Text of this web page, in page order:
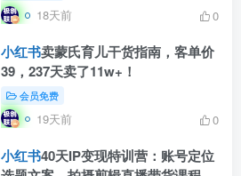
18天前 0
小红书卖蒙氏育儿干货指南，客单价
39，237天卖了11w+！
会员免费
19天前 0
小红书40天IP变现特训营：账号定位